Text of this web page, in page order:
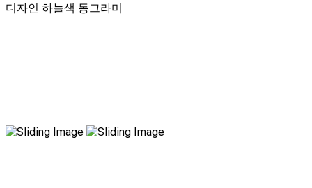
디자인 하늘색 동그라미